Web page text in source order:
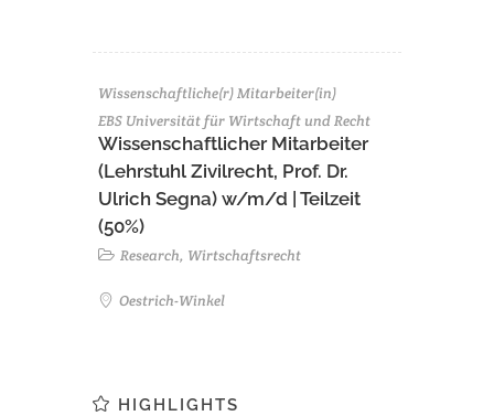
Wissenschaftliche(r) Mitarbeiter(in)
EBS Universität für Wirtschaft und Recht
Wissenschaftlicher Mitarbeiter
(Lehrstuhl Zivilrecht, Prof. Dr.
Ulrich Segna) w/m/d | Teilzeit
(50%)
Research, Wirtschaftsrecht
Oestrich-Winkel
HIGHLIGHTS